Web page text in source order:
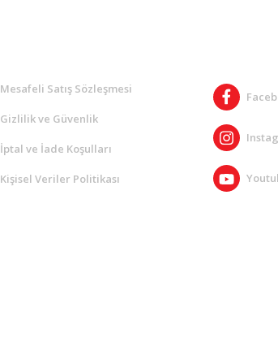
Mesafeli Satış Sözleşmesi
Gizlilik ve Güvenlik
İptal ve İade Koşulları
Kişisel Veriler Politikası